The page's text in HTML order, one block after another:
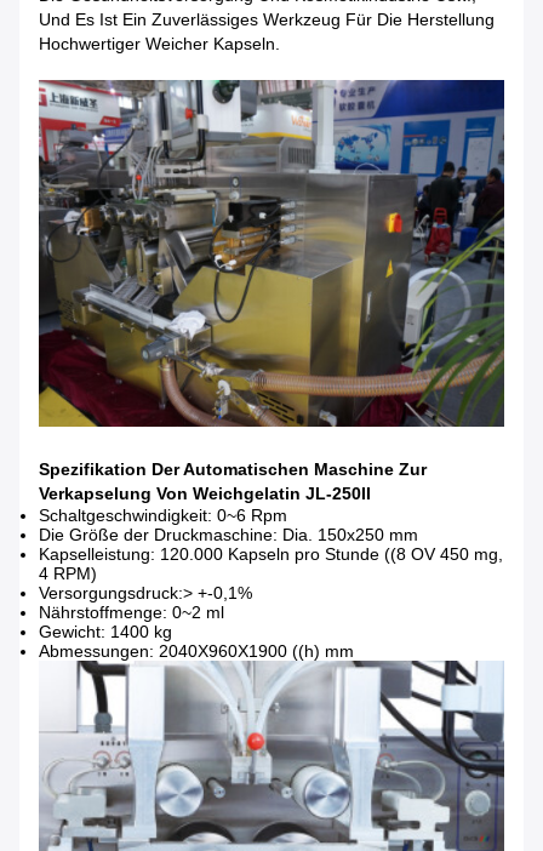
Und Es Ist Ein Zuverlässiges Werkzeug Für Die Herstellung
Hochwertiger Weicher Kapseln.
Spezifikation Der Automatischen Maschine Zur
Verkapselung Von Weichgelatin JL-250II
Schaltgeschwindigkeit: 0~6 Rpm
Die Größe der Druckmaschine: Dia. 150x250 mm
Kapselleistung: 120.000 Kapseln pro Stunde ((8 OV 450 mg,
4 RPM)
Versorgungsdruck:> +-0,1%
Nährstoffmenge: 0~2 ml
Gewicht: 1400 kg
Abmessungen: 2040X960X1900 ((h) mm